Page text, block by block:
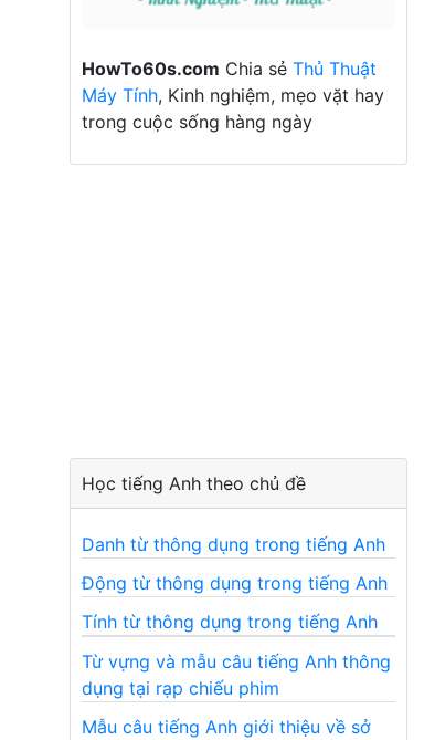
HowTo60s.com Chia sẻ Thủ Thuật
Máy Tính, Kinh nghiệm, mẹo vặt hay
trong cuộc sống hàng ngày
Học tiếng Anh theo chủ đề
Danh từ thông dụng trong tiếng Anh
Động từ thông dụng trong tiếng Anh
Tính từ thông dụng trong tiếng Anh
Từ vựng và mẫu câu tiếng Anh thông
dụng tại rạp chiếu phim
Mẫu câu tiếng Anh giới thiệu về sở